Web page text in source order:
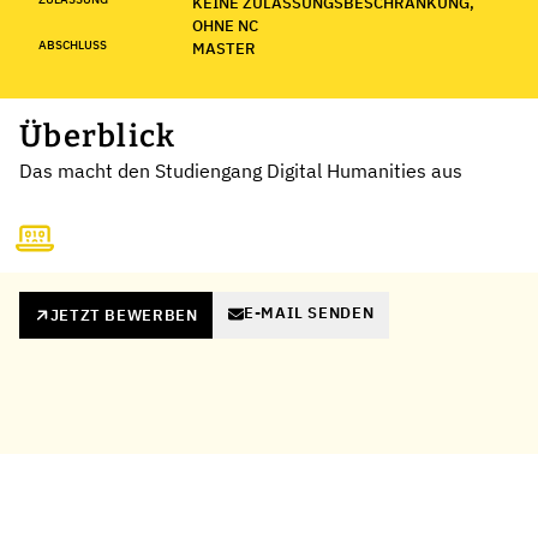
OHNE NC
ABSCHLUSS MASTER
Überblick
Das macht den Studiengang Digital Humanities aus
JETZT BEWERBEN E-MAIL SENDEN